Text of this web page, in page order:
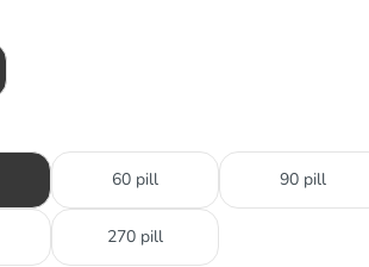
60 pill 90 pill
270 pill